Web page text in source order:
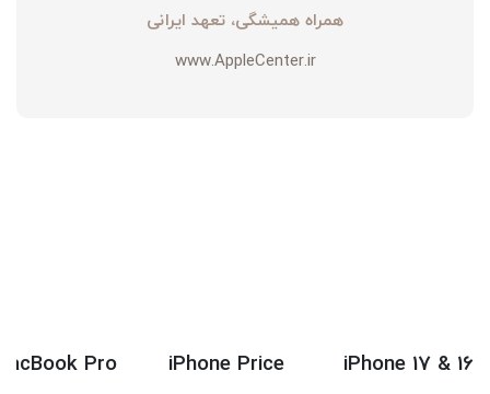
همراه همیشگی، تعهد ایرانی
www.AppleCenter.ir
iPhone 17 & 16
iPhone Price
Pro